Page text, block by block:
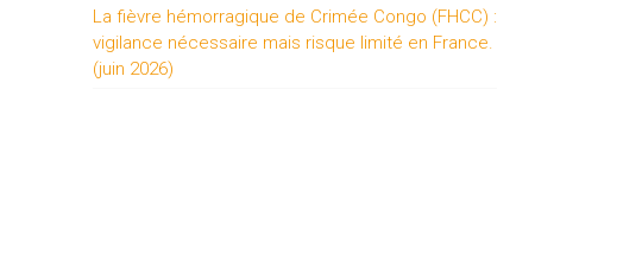
La fièvre hémorragique de Crimée Congo (FHCC) :
vigilance nécessaire mais risque limité en France.
(juin 2026)